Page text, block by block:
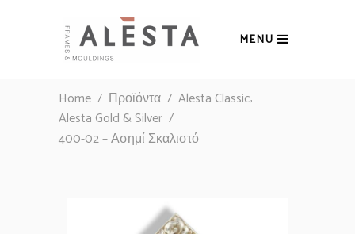
MENU
Home / Προϊόντα / Alesta Classic,
Alesta Gold & Silver /
400-02 – Ασημί Σκαλιστό